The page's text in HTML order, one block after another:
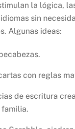
la lógica,
sin
Algunas ideas:
con reglas
de escritura
familia.